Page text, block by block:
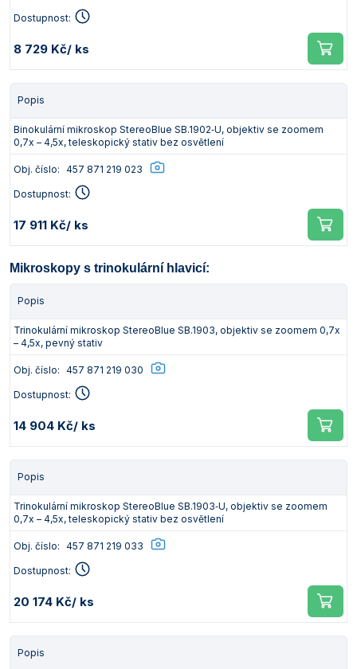
Dostupnost:
8 729 Kč/ ks
Popis
Binokulární mikroskop StereoBlue SB.1902‑U, objektiv se zoomem
0,7x – 4,5x, teleskopický stativ bez osvětlení
Obj. číslo: 457 871 219 023
Dostupnost:
17 911 Kč/ ks
Mikroskopy s trinokulární hlavicí:
Popis
Trinokulární mikroskop StereoBlue SB.1903, objektiv se zoomem 0,7x
– 4,5x, pevný stativ
Obj. číslo: 457 871 219 030
Dostupnost:
14 904 Kč/ ks
Popis
Trinokulární mikroskop StereoBlue SB.1903‑U, objektiv se zoomem
0,7x – 4,5x, teleskopický stativ bez osvětlení
Obj. číslo: 457 871 219 033
Dostupnost:
20 174 Kč/ ks
Popis